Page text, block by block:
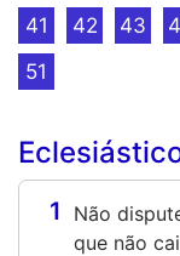
41
42 43
51
1
Não
que não